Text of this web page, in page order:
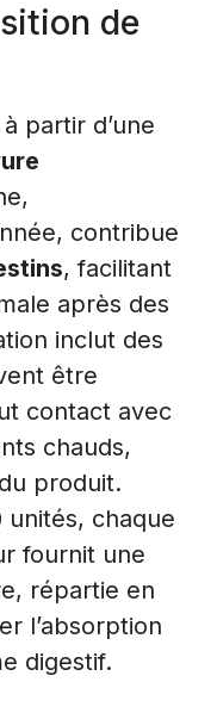
de
partir d’une
contribue
, facilitant
après des
inclut des
être
contact avec
chauds,
produit.
unités, chaque
fournit une
répartie en
l’absorption
digestif.